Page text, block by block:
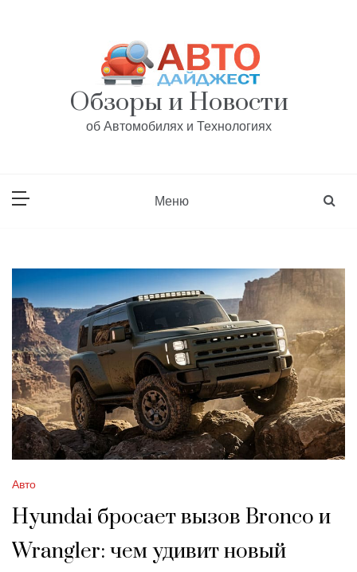
Обзоры и Новости
об Автомобилях и Технологиях
Меню
Авто
Hyundai бросает вызов Bronco и
Wrangler: чем удивит новый